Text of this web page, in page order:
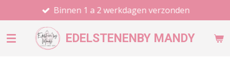
direct
naar
EDELSTENENBY MANDY
Binnen 1 a 2 werkdagen verzonden